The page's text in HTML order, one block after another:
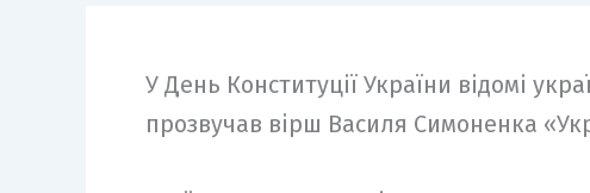
У День Конституції України відомі
прозвучав вірш Василя Симоненка